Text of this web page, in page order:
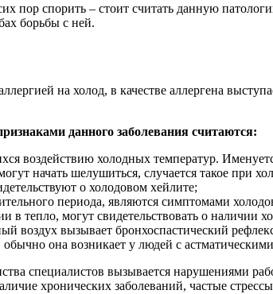
пор спорить – стоит считать данную
борьбы с ней.
на холод, в качестве аллергена
данного заболевания считаются:
воздействию холодных температур.
начать шелушиться, случается такое при
о холодовом хейлите;
периода, являются симптомами
в тепло, могут свидетельствовать о наличии
воздух вызывает бронхоспастический
она возникает у людей с
специалистов вызывается нарушениями
хронических заболеваний, частые